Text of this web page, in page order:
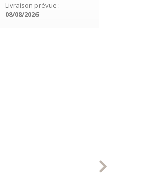
Livraison prévue :
08/08/2026